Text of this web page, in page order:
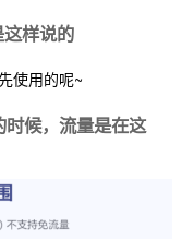
样说的
使用的呢~
候，流量是在这